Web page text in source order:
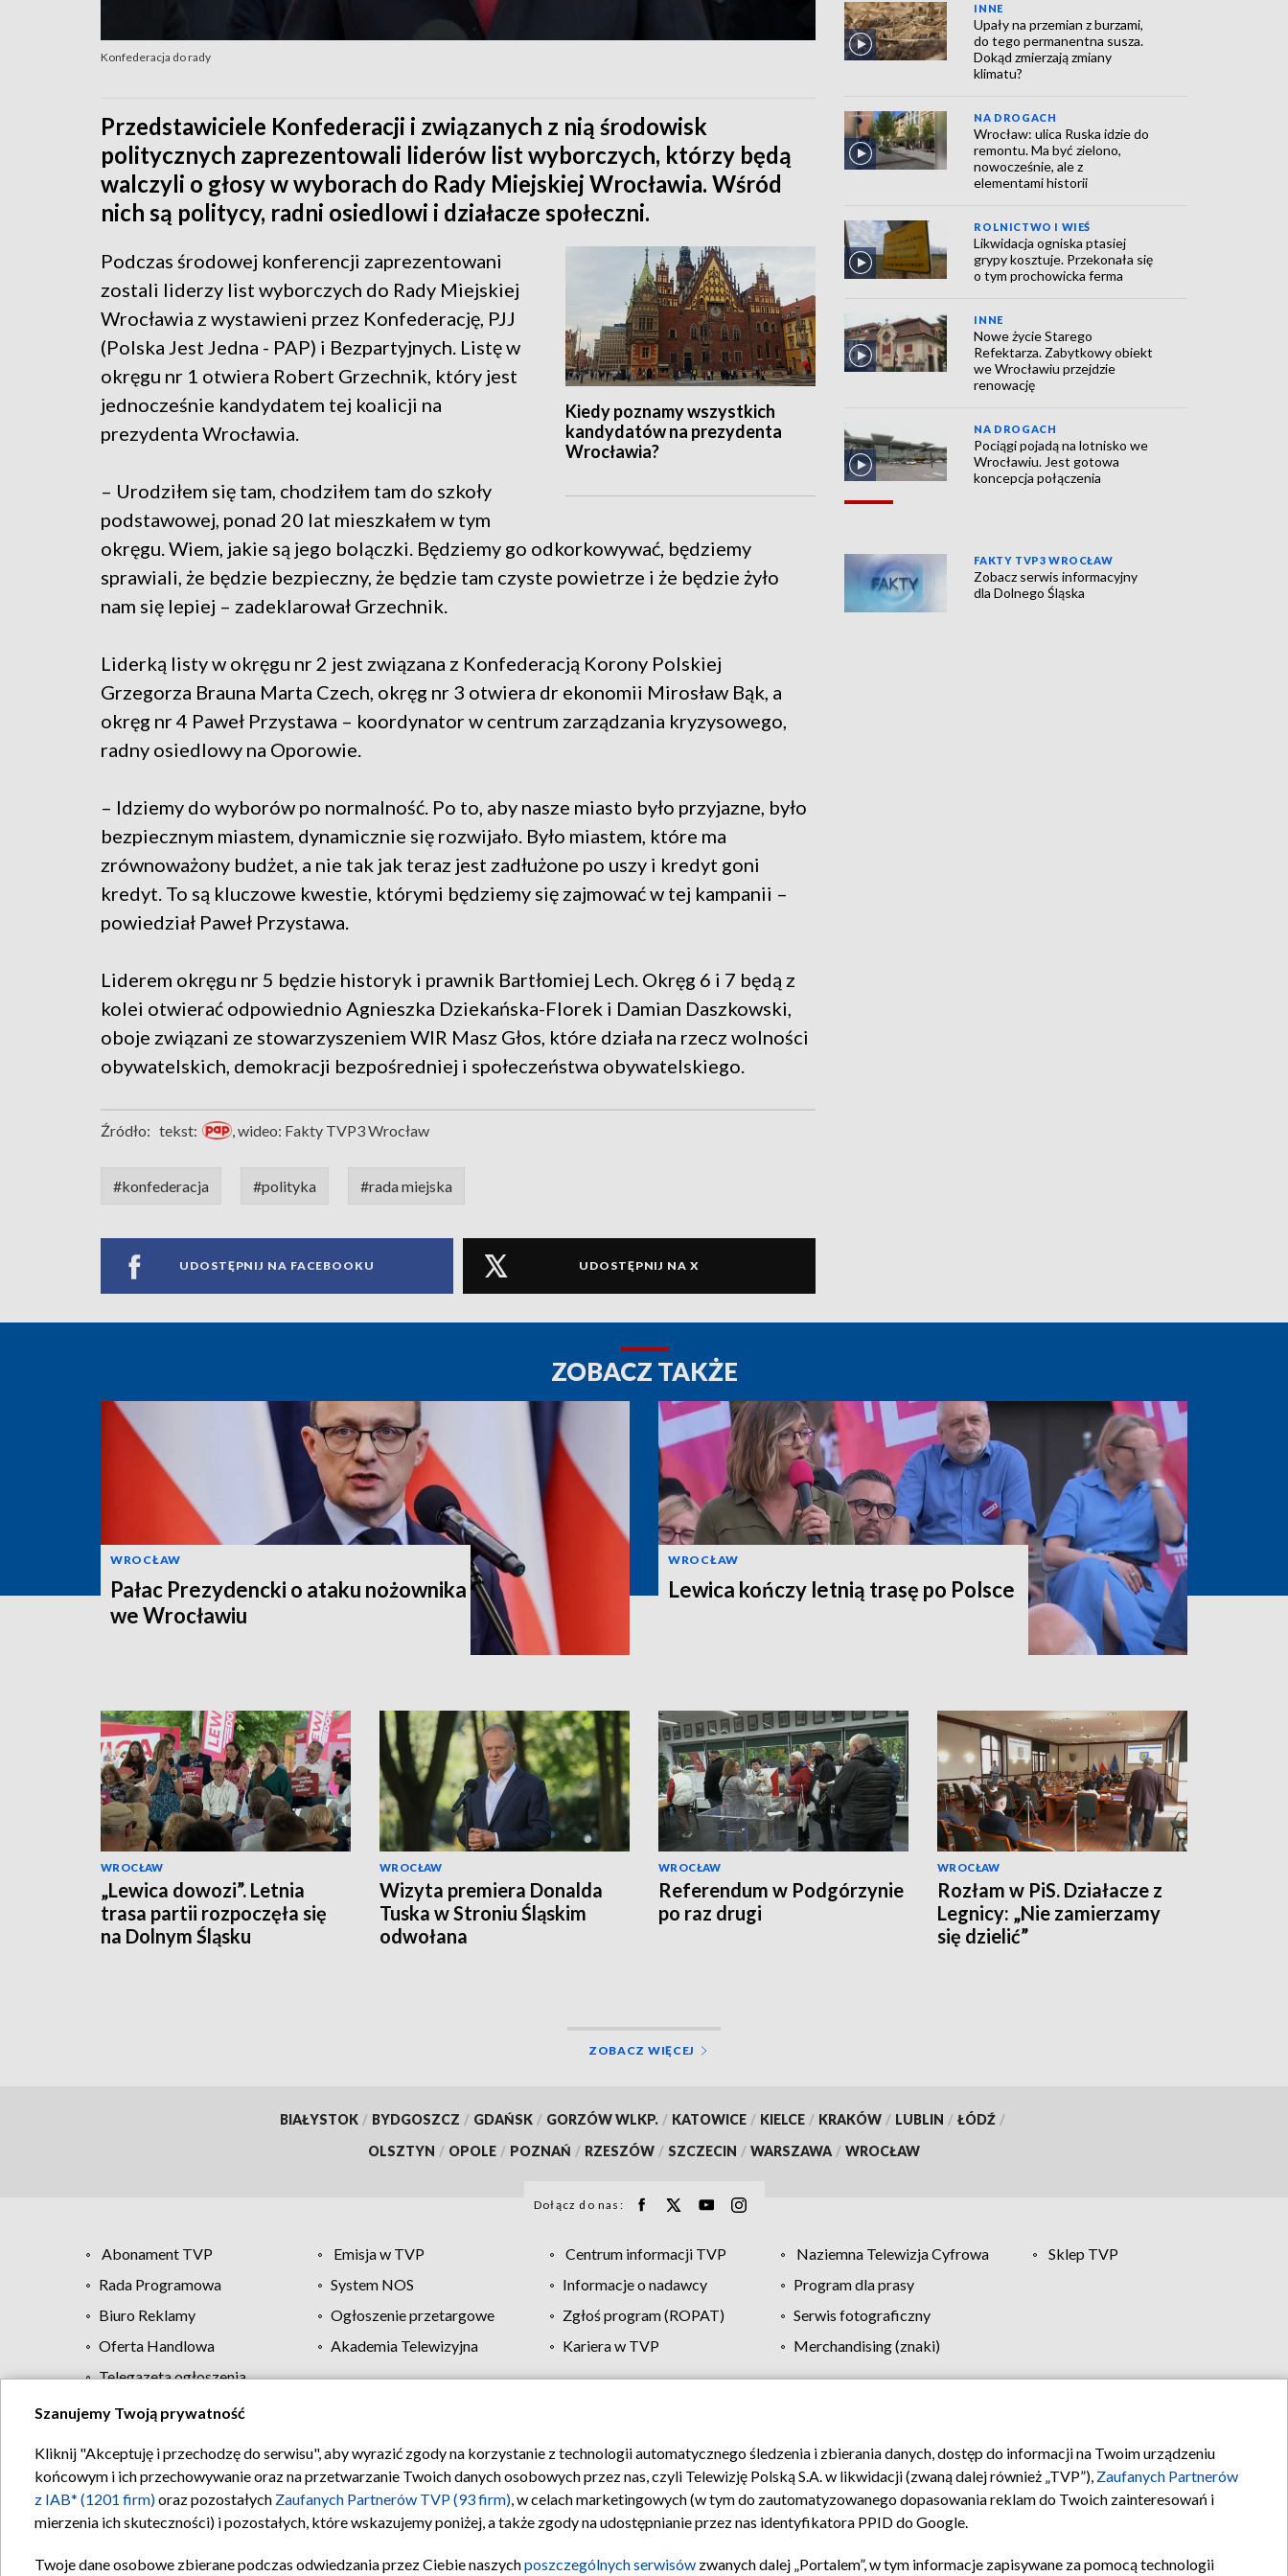
Konfederacja do rady
Przedstawiciele Konfederacji i związanych z nią środowisk
politycznych zaprezentowali liderów list wyborczych, którzy będą
walczyli o głosy w wyborach do Rady Miejskiej Wrocławia. Wśród
nich są politycy, radni osiedlowi i działacze społeczni.
Kiedy poznamy wszystkich
kandydatów na prezydenta
Wrocławia?
Podczas środowej konferencji zaprezentowani
zostali liderzy list wyborczych do Rady Miejskiej
Wrocławia z wystawieni przez Konfederację, PJJ
(Polska Jest Jedna - PAP) i Bezpartyjnych. Listę w
okręgu nr 1 otwiera Robert Grzechnik, który jest
jednocześnie kandydatem tej koalicji na
prezydenta Wrocławia.
– Urodziłem się tam, chodziłem tam do szkoły
podstawowej, ponad 20 lat mieszkałem w tym
okręgu. Wiem, jakie są jego bolączki. Będziemy go odkorkowywać, będziemy
sprawiali, że będzie bezpieczny, że będzie tam czyste powietrze i że będzie żyło
nam się lepiej – zadeklarował Grzechnik.
Liderką listy w okręgu nr 2 jest związana z Konfederacją Korony Polskiej
Grzegorza Brauna Marta Czech, okręg nr 3 otwiera dr ekonomii Mirosław Bąk, a
okręg nr 4 Paweł Przystawa – koordynator w centrum zarządzania kryzysowego,
radny osiedlowy na Oporowie.
– Idziemy do wyborów po normalność. Po to, aby nasze miasto było przyjazne, było
bezpiecznym miastem, dynamicznie się rozwijało. Było miastem, które ma
zrównoważony budżet, a nie tak jak teraz jest zadłużone po uszy i kredyt goni
kredyt. To są kluczowe kwestie, którymi będziemy się zajmować w tej kampanii –
powiedział Paweł Przystawa.
Liderem okręgu nr 5 będzie historyk i prawnik Bartłomiej Lech. Okręg 6 i 7 będą z
kolei otwierać odpowiednio Agnieszka Dziekańska-Florek i Damian Daszkowski,
oboje związani ze stowarzyszeniem WIR Masz Głos, które działa na rzecz wolności
obywatelskich, demokracji bezpośredniej i społeczeństwa obywatelskiego.
Źródło: tekst: , wideo: Fakty TVP3 Wrocław
#konfederacja #polityka #rada miejska
UDOSTĘPNIJ NA FACEBOOKU UDOSTĘPNIJ NA X
INNE
Upały na przemian z burzami,
do tego permanentna susza.
Dokąd zmierzają zmiany
klimatu?
NA DROGACH
Wrocław: ulica Ruska idzie do
remontu. Ma być zielono,
nowocześnie, ale z
elementami historii
ROLNICTWO I WIEŚ
Likwidacja ogniska ptasiej
grypy kosztuje. Przekonała się
o tym prochowicka ferma
INNE
Nowe życie Starego
Refektarza. Zabytkowy obiekt
we Wrocławiu przejdzie
renowację
NA DROGACH
Pociągi pojadą na lotnisko we
Wrocławiu. Jest gotowa
koncepcja połączenia
FAKTY TVP3 WROCŁAW
Zobacz serwis informacyjny
dla Dolnego Śląska
ZOBACZ TAKŻE
WROCŁAW
Pałac Prezydencki o ataku nożownika
we Wrocławiu
WROCŁAW
Lewica kończy letnią trasę po Polsce
WROCŁAW
„Lewica dowozi”. Letnia
trasa partii rozpoczęła się
na Dolnym Śląsku
WROCŁAW
Wizyta premiera Donalda
Tuska w Stroniu Śląskim
odwołana
WROCŁAW
Referendum w Podgórzynie
po raz drugi
WROCŁAW
Rozłam w PiS. Działacze z
Legnicy: „Nie zamierzamy
się dzielić”
ZOBACZ WIĘCEJ
BIAŁYSTOK / BYDGOSZCZ / GDAŃSK / GORZÓW WLKP. / KATOWICE / KIELCE / KRAKÓW / LUBLIN / ŁÓDŹ /
OLSZTYN / OPOLE / POZNAŃ / RZESZÓW / SZCZECIN / WARSZAWA / WROCŁAW
Dołącz do nas:
Abonament TVP Emisja w TVP Centrum informacji TVP Naziemna Telewizja Cyfrowa
Sklep TVP
Rada Programowa
System NOS Informacje o nadawcy
Program dla prasy
Biuro Reklamy
Ogłoszenie przetargowe Zgłoś program (ROPAT)
Serwis fotograficzny
Oferta Handlowa
Akademia Telewizyjna Kariera w TVP
Merchandising (znaki)
Telegazeta ogłoszenia
Regulamin TVP Polityka prywatności Moje zgody Pomoc Biuro reklamy Kontakt
Szanujemy Twoją prywatność
Kliknij "Akceptuję i przechodzę do serwisu", aby wyrazić zgody na korzystanie z technologii automatycznego śledzenia i zbierania danych, dostęp do informacji na Twoim urządzeniu
końcowym i ich przechowywanie oraz na przetwarzanie Twoich danych osobowych przez nas, czyli Telewizję Polską S.A. w likwidacji (zwaną dalej również „TVP”), Zaufanych Partnerów
z IAB* (1201 firm)oraz pozostałych Zaufanych Partnerów TVP (93 firm), w celach marketingowych (w tym do zautomatyzowanego dopasowania reklam do Twoich zainteresowań i
mierzenia ich skuteczności) i pozostałych, które wskazujemy poniżej, a także zgody na udostępnianie przez nas identyfikatora PPID do Google.
Twoje dane osobowe zbierane podczas odwiedzania przez Ciebie naszychposzczególnych serwisów zwanych dalej „Portalem”, w tym informacje zapisywane za pomocą technologii